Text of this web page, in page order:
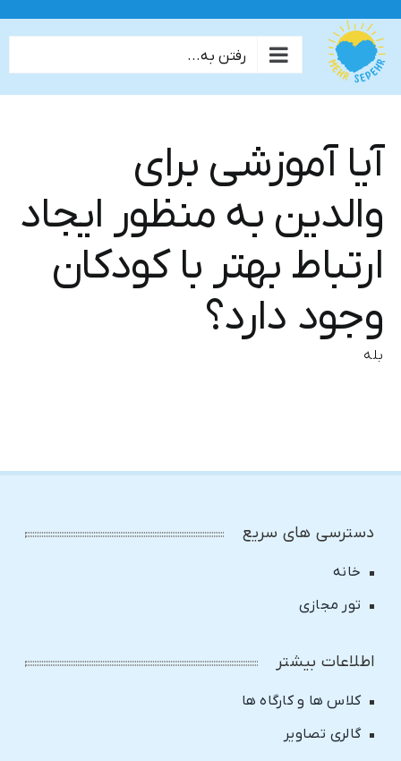
کردن
محتوا
رفتن به...
آیا آموزشی برای
والدین به منظور ایجاد
ارتباط بهتر با کودکان
وجود دارد؟
بله
دسترسی های سریع
خانه
تور مجازی
اطلاعات بیشتر
کلاس ها و کارگاه ها
گالری تصاویر